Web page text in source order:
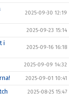
2025-09-30 12:19
2025-09-23 15:14
i
2025-09-16 16:18
2025-09-09 14:32
2025-09-01 10:41
2025-08-25 15:47